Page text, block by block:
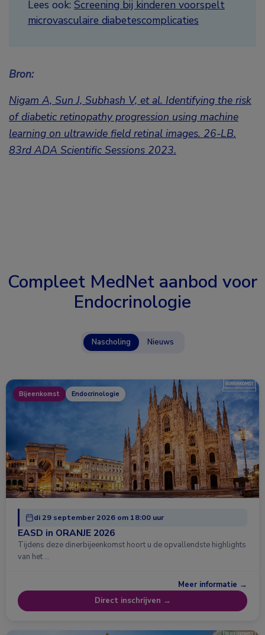
Lees ook: Screening bij kinderen voorspelt
microvasculaire diabetescomplicaties
Bron:
Nigam A, Sun J, Subhash V, et al. Identifying the risk
of diabetic retinopathy progression using machine
learning on ultrawide field retinal images. 26-LB.
83rd ADA Scientific Sessions 2023.
Compleet MedNet aanbod voor
Endocrinologie
Nascholing Nieuws
Bijeenkomst Endocrinologie
di 29 september 2026 om 18:00 uur
EASD in ORANJE 2026
Tijdens deze dinerbijeenkomst hoort u de opvallendste highlights
van het …
Meer informatie →
Direct inschrijven →